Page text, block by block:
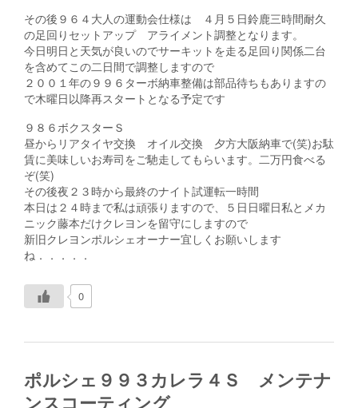
その後９６４大人の運動会仕様は ４月５日鈴鹿三時間耐久
の足回りセットアップ アライメント調整となります。
今日明日と天気が良いのでサーキットを走る足回り関係二台
を含めてこの二日間で調整しますので
２００１年の９９６ターボ納車整備は部品待ちもありますの
で木曜日以降再スタートとなる予定です
９８６ボクスターＳ
昼からリアタイヤ交換 オイル交換 夕方大阪納車で(笑)お駄
賃に美味しいお寿司をご馳走してもらいます。二万円食べる
ぞ(笑)
その後夜２３時から最終のナイト試運転一時間
本日は２４時まで私は頑張りますので、５日日曜日私とメカ
ニック藤本だけクレヨンを留守にしますので
新旧クレヨンポルシェオーナー宜しくお願いします
ね．．．．．
0
ポルシェ９９３カレラ４Ｓ メンテナ
ンスコーティング